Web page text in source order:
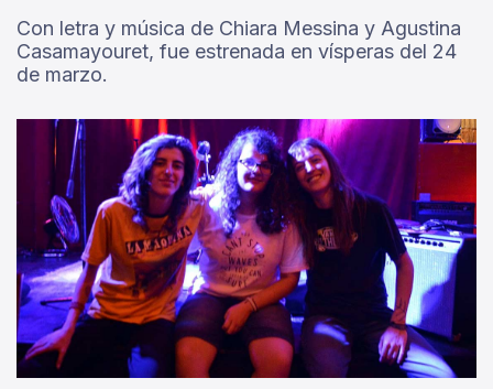
Con letra y música de Chiara Messina y Agustina
Casamayouret, fue estrenada en vísperas del 24
de marzo.